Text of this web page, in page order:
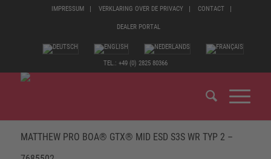
IMPRESSUM VERKLARING OVER DE PRIVACY CONTACT
DEALER PORTAL
TEL.: +49 (0) 2825 80366
MATTHEW PRO BOA® GTX® MID ESD S3S WR TYP 2 –